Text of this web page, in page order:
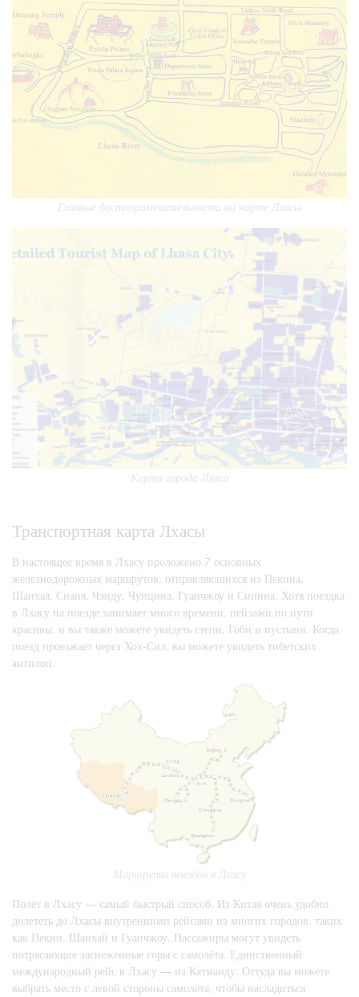
Главные достопримечательности на карте Лхасы
Карта города Лхаса
Транспортная карта Лхасы
В настоящее время в Лхасу проложено 7 основных
железнодорожных маршрутов, отправляющихся из Пекина,
Шанхая, Сианя, Чэнду, Чунцина, Гуанчжоу и Синина. Хотя поездка
в Лхасу на поезде занимает много времени, пейзажи по пути
красивы, и вы также можете увидеть степи, Гоби и пустыни. Когда
поезд проезжает через Хох-Сил, вы можете увидеть тибетских
антилоп.
Маршруты поездов в Лхасу
Полёт в Лхасу — самый быстрый способ. Из Китая очень удобно
долететь до Лхасы внутренними рейсами из многих городов, таких
как Пекин, Шанхай и Гуанчжоу. Пассажиры могут увидеть
потрясающие заснеженные горы с самолёта. Единственный
международный рейс в Лхасу — из Катманду. Оттуда вы можете
выбрать место с левой стороны самолёта, чтобы насладиться